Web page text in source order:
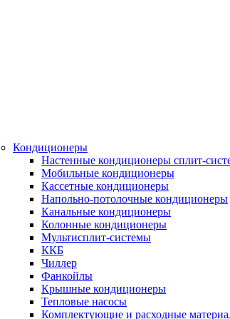
Кондиционеры
Настенные кондиционеры сплит-
Мобильные кондиционеры
Кассетные кондиционеры
Напольно-потолочные кондиционеры
Канальные кондиционеры
Колонные кондиционеры
Мультисплит-системы
ККБ
Чиллер
Фанкойлы
Крышные кондиционеры
Тепловые насосы
Комплектующие и расходные